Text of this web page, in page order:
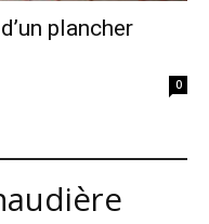
plancher
0